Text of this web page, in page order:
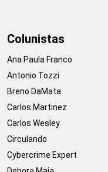
Colunistas
Ana Paula Franco
Antonio Tozzi
Breno DaMata
Carlos Martinez
Carlos Wesley
Circulando
Cybercrime Expert